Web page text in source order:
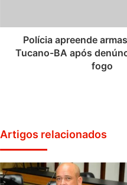
Polícia apreende
Tucano-BA após
fogo
Artigos relacionados